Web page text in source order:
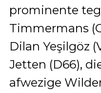
prominente
Timmermans
Dilan Yeşilgöz
Jetten (D66),
afwezige